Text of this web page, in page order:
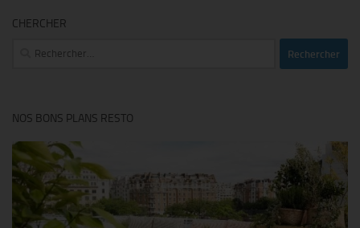
CHERCHER
Rechercher :
NOS BONS PLANS RESTO